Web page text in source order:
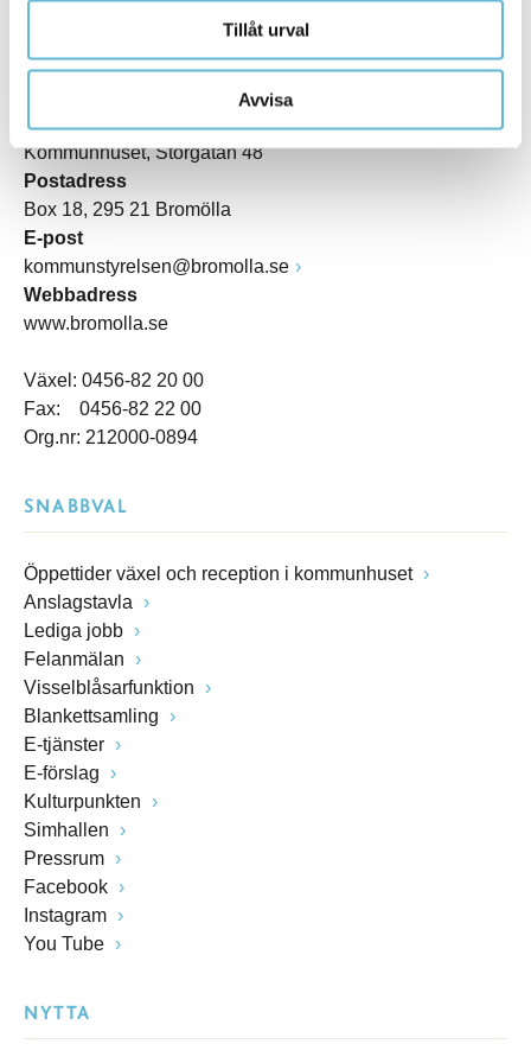
Tillåt urval
Avvisa
KONTAKT
Besöksadress
Kommunhuset, Storgatan 48
Postadress
Box 18, 295 21 Bromölla
E-post
kommunstyrelsen@bromolla.se
Webbadress
www.bromolla.se
Växel: 0456-82 20 00
Fax: 0456-82 22 00
Org.nr: 212000-0894
SNABBVAL
Öppettider växel och reception i kommunhuset
Anslagstavla
Lediga jobb
Felanmälan
Visselblåsarfunktion
Blankettsamling
E-tjänster
E-förslag
Kulturpunkten
Simhallen
Pressrum
Facebook
Instagram
You Tube
NYTTA